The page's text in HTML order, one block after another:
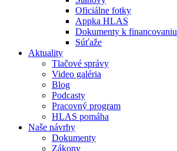
Oficiálne fotky
Appka HLAS
Dokumenty k financovaniu
Súťaže
Aktuality
Tlačové správy
Video galéria
Blog
Podcasty
Pracovný program
HLAS pomáha
Naše návrhy
Dokumenty
Zákony